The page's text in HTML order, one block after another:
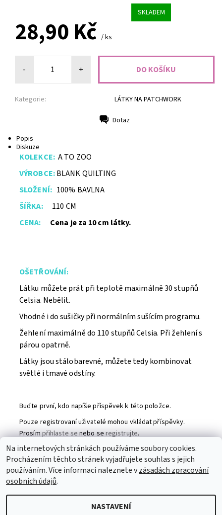
SKLADEM
28,90 Kč / ks
- +
Kategorie: LÁTKY NA PATCHWORK
Dotaz
Popis
Diskuze
KOLEKCE: A TO ZOO
VÝROBCE:BLANK QUILTING
SLOŽENÍ:100% BAVLNA
ŠÍŘKA:110 CM
CENA: Cena je za 10 cm látky.
OŠETŘOVÁNÍ:
Látku můžete prát při teplotě maximálně 30 stupňů
Celsia. Nebělit.
Vhodné i do sušičky při normálním sušícím programu.
Žehlení maximálně do 110 stupňů Celsia. Při žehlení s
párou opatrně.
Látky jsou stálobarevné, můžete tedy kombinovat
světlé i tmavé odstíny.
Buďte první, kdo napíše příspěvek k této položce.
Pouze registrovaní uživatelé mohou vkládat příspěvky.
Prosímpřihlaste senebo seregistrujte.
Partneři Toaletní papír Ubrousky Práce na doma
Swarovski šperky | Prostěradla
2026 © Patchworkmanie, všechna práva vyhrazena
Na internetových stránkách používáme soubory cookies.
Procházením těchto stránek vyjadřujete souhlas s jejich
používáním. Více informací naleznete vzásadách zpracování
osobních údajů.
NASTAVENÍ